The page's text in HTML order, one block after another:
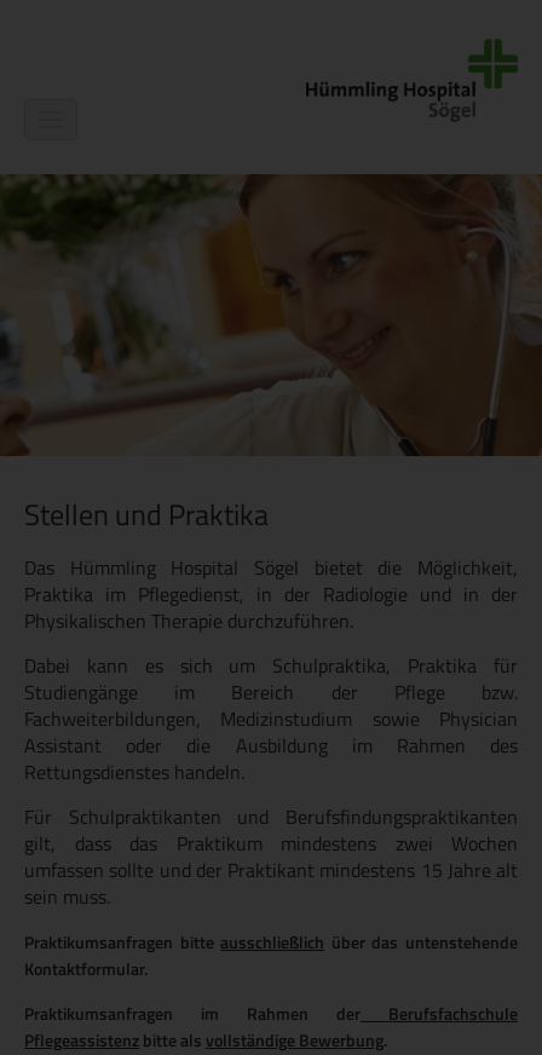
Stellen und Praktika
Das Hümmling Hospital Sögel bietet die Möglichkeit,
Praktika im Pflegedienst, in der Radiologie und in der
Physikalischen Therapie durchzuführen.
Dabei kann es sich um Schulpraktika, Praktika für
Studiengänge im Bereich der Pflege bzw.
Fachweiterbildungen, Medizinstudium sowie Physician
Assistant oder die Ausbildung im Rahmen des
Rettungsdienstes handeln.
Für Schulpraktikanten und Berufsfindungspraktikanten
gilt, dass das Praktikum mindestens zwei Wochen
umfassen sollte und der Praktikant mindestens 15 Jahre alt
sein muss.
Praktikumsanfragen bitte ausschließlich über das untenstehende
Kontaktformular.
Praktikumsanfragen im Rahmen der Berufsfachschule
Pflegeassistenzbitte alsvollständige Bewerbung.